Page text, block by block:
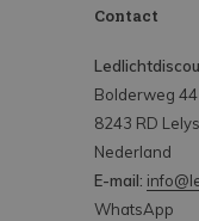
Contact
Bolderweg 44
8243 RD
Nederland
E-mail:
WhatsApp